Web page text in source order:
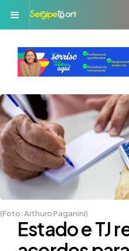
Menu
(Foto: Arthuro Paganini)
Estado e TJ